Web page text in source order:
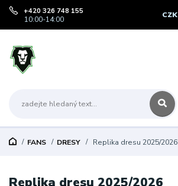
CZK
+420 326 748 155
10:00-14:00
FANS DRESY Replika dresu 2025/2026
Replika dresu 2025/2026